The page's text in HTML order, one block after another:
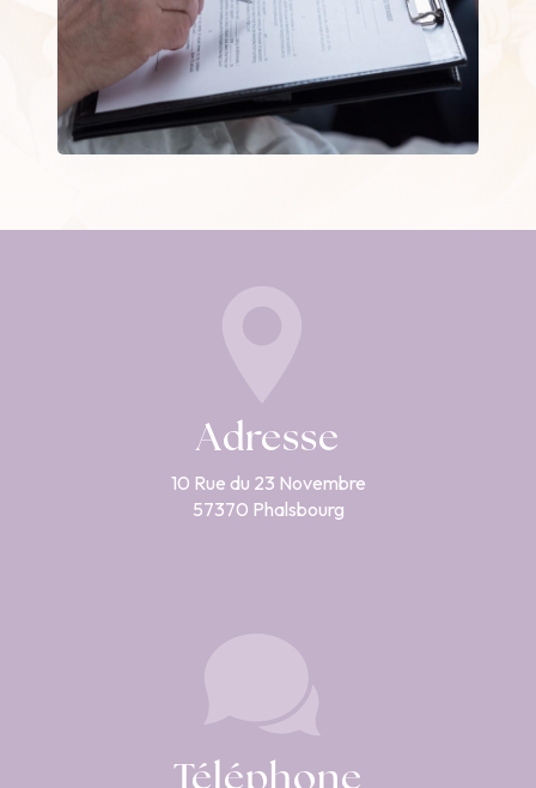
Adresse
10 Rue du 23 Novembre
57370 Phalsbourg